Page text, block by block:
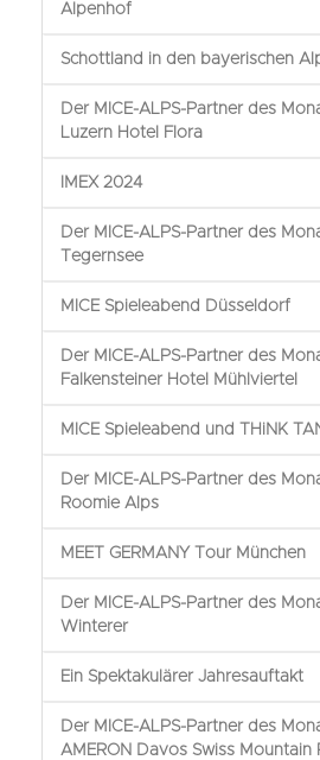
Alpenhof
Schottland in den bayerischen
Der MICE-ALPS-Partner des
Luzern Hotel Flora
IMEX 2024
Der MICE-ALPS-Partner des
Tegernsee
MICE Spieleabend Düsseldorf
Der MICE-ALPS-Partner des
Falkensteiner Hotel Mühlviertel
MICE Spieleabend und THiNK
Der MICE-ALPS-Partner des
Roomie Alps
MEET GERMANY Tour München
Der MICE-ALPS-Partner des
Winterer
Ein Spektakulärer Jahresauftakt
Der MICE-ALPS-Partner des
AMERON Davos Swiss Mountain